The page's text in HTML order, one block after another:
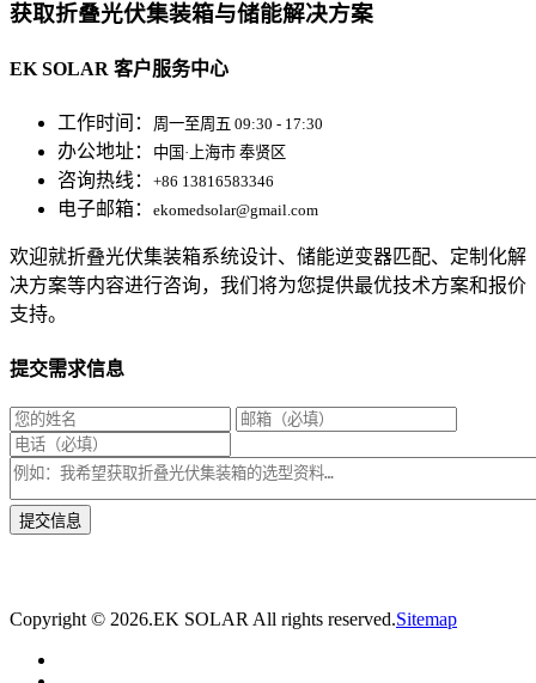
获取折叠光伏集装箱与储能解决方案
EK SOLAR 客户服务中心
工作时间： 周一至周五 09:30 - 17:30
办公地址： 中国·上海市 奉贤区
咨询热线： +86 13816583346
电子邮箱： ekomedsolar@gmail.com
欢迎就折叠光伏集装箱系统设计、储能逆变器匹配、定制化解
决方案等内容进行咨询，我们将为您提供最优技术方案和报价
支持。
提交需求信息
Copyright © 2026.EK SOLAR All rights reserved.Sitemap